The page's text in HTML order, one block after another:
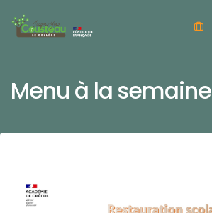
Menu à la semaine